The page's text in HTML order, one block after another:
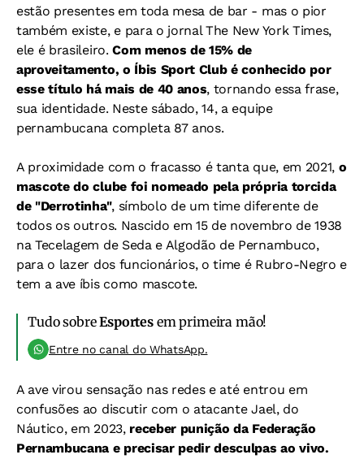
estão presentes em toda mesa de bar - mas o pior
também existe, e para o jornal The New York Times,
ele é brasileiro.Com menos de 15% de
aproveitamento, o Íbis Sport Club é conhecido por
esse título há mais de 40 anos, tornando essa frase,
sua identidade. Neste sábado, 14, a equipe
pernambucana completa 87 anos.
A proximidade com o fracasso é tanta que, em 2021, o
mascote do clube foi nomeado pela própria torcida
de "Derrotinha", símbolo de um time diferente de
todos os outros. Nascido em 15 de novembro de 1938
na Tecelagem de Seda e Algodão de Pernambuco,
para o lazer dos funcionários, o time é Rubro-Negro e
tem a ave íbis como mascote.
Tudo sobreEsportesem primeira mão!
Entre no canal do WhatsApp.
A ave virou sensação nas redes e até entrou em
confusões ao discutir com o atacante Jael, do
Náutico, em 2023, receber punição da Federação
Pernambucana e precisar pedir desculpas ao vivo.